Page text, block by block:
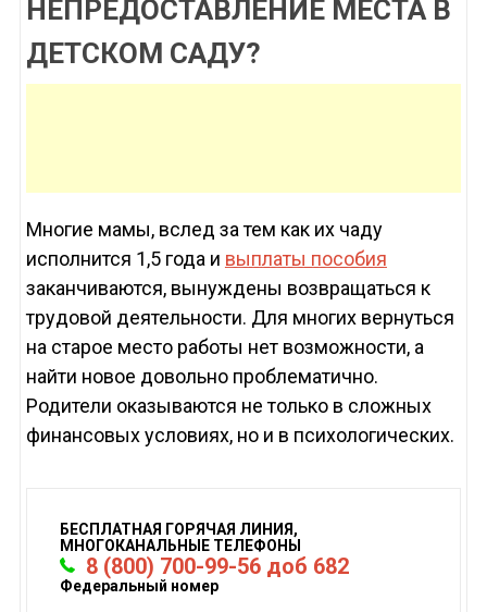
НЕПРЕДОСТАВЛЕНИЕ МЕСТА В
ДЕТСКОМ САДУ?
Многие мамы, вслед за тем как их чаду
исполнится 1,5 года и выплаты пособия
заканчиваются, вынуждены возвращаться к
трудовой деятельности. Для многих вернуться
на старое место работы нет возможности, а
найти новое довольно проблематично.
Родители оказываются не только в сложных
финансовых условиях, но и в психологических.
БЕСПЛАТНАЯ ГОРЯЧАЯ ЛИНИЯ,
МНОГОКАНАЛЬНЫЕ ТЕЛЕФОНЫ
8 (800) 700-99-56 доб 682
Федеральный номер